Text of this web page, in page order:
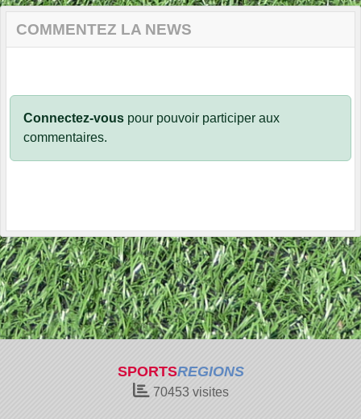
COMMENTEZ LA NEWS
Connectez-vous pour pouvoir participer aux
commentaires.
SPORTSREGIONS
70453visites